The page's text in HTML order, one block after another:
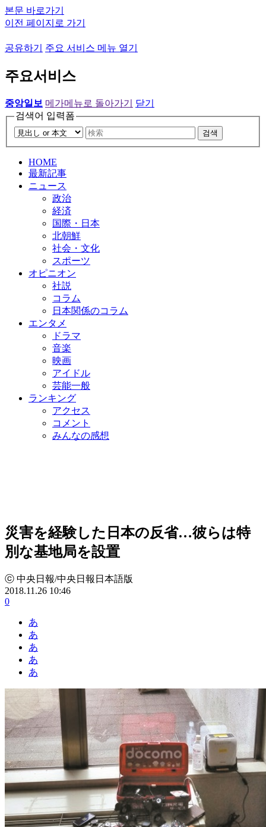
본문 바로가기
이전 페이지로 가기
공유하기 주요 서비스 메뉴 열기
주요서비스
중앙일보 메가메뉴로 돌아가기
닫기
검색어 입력폼
검색
HOME
最新記事
ニュース
政治
経済
国際・日本
北朝鮮
社会・文化
スポーツ
オピニオン
社説
コラム
日本関係のコラム
エンタメ
ドラマ
音楽
映画
アイドル
芸能一般
ランキング
アクセス
コメント
みんなの感想
災害を経験した日本の反省…彼らは特
別な基地局を設置
ⓒ 中央日報/中央日報日本語版
2018.11.26 10:46
0
あ
あ
あ
あ
あ